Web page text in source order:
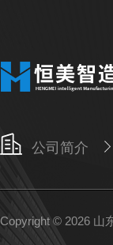
公司简介
Copyright © 2026 山